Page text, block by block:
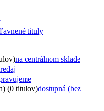
tituly
na centrálnom sklade
(0 titulov)dostupná (bez